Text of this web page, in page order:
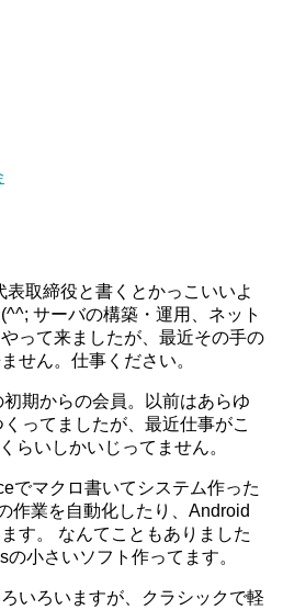
取締役と書くとかっこいいよ
サーバの構築・運用、ネット
って来ましたが、最近その手の
せん。仕事ください。
期からの会員。以前はあらゆ
ってましたが、最近仕事がこ
らいしかいじってません。
でマクロ書いてシステム作った
作業を自動化したり、Android
す。 なんてこともありました
小さいソフト作ってます。
いろいますが、クラシックで軽